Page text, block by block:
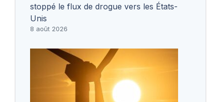
stoppé le flux de drogue vers les États-
Unis
8 août 2026